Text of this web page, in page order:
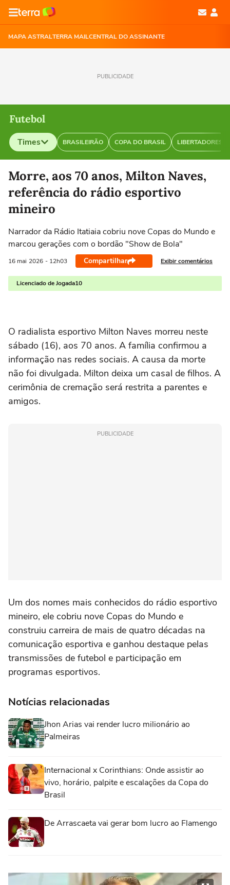
MAPA ASTRALTERRA MAILCENTRAL DO ASSINANTE
PUBLICIDADE
Futebol
Times BRASILEIRÃO COPA DO BRASIL LIBERTADORES
Selecione o time para ver as notícias
Morre, aos 70 anos, Milton Naves,
referência do rádio esportivo
mineiro
Narrador da Rádio Itatiaia cobriu nove Copas do Mundo e
marcou gerações com o bordão "Show de Bola"
16 mai 2026 - 12h03 Compartilhar Exibir comentários
Licenciado de Jogada10
O radialista esportivo Milton Naves morreu neste
sábado (16), aos 70 anos. A família confirmou a
informação nas redes sociais. A causa da morte
não foi divulgada. Milton deixa um casal de filhos. A
cerimônia de cremação será restrita a parentes e
amigos.
PUBLICIDADE
Um dos nomes mais conhecidos do rádio esportivo
mineiro, ele cobriu nove Copas do Mundo e
construiu carreira de mais de quatro décadas na
comunicação esportiva e ganhou destaque pelas
transmissões de futebol e participação em
programas esportivos.
Notícias relacionadas
Jhon Arias vai render lucro milionário ao
Palmeiras
Internacional x Corinthians: Onde assistir ao
vivo, horário, palpite e escalações da Copa do
Brasil
De Arrascaeta vai gerar bom lucro ao Flamengo